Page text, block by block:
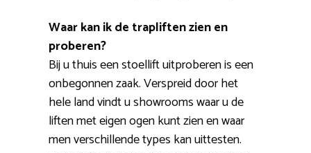
Waar kan ik de trapliften zien en
proberen?
Bij u thuis een stoellift uitproberen is een
onbegonnen zaak. Verspreid door het
hele land vindt u showrooms waar u de
liften met eigen ogen kunt zien en waar
men verschillende types kan uittesten.